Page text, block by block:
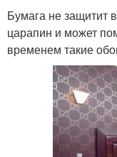
Бумага не защитит
царапин и может
временем такие